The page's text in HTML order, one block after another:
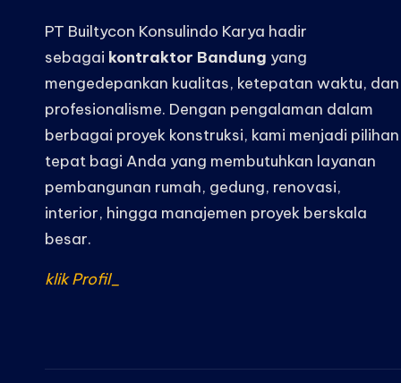
PT Builtycon Konsulindo Karya hadir
sebagai kontraktor Bandung yang
mengedepankan kualitas, ketepatan waktu, dan
profesionalisme. Dengan pengalaman dalam
berbagai proyek konstruksi, kami menjadi pilihan
tepat bagi Anda yang membutuhkan layanan
pembangunan rumah, gedung, renovasi,
interior, hingga manajemen proyek berskala
besar.
klik Profil_